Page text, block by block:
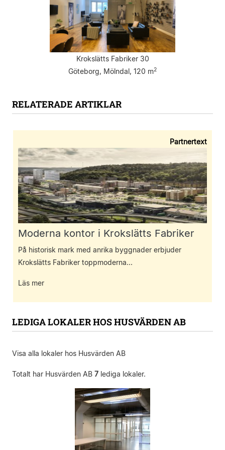
Krokslätts Fabriker 30
Göteborg, Mölndal, 120 m2
RELATERADE ARTIKLAR
Partnertext
Moderna kontor i Krokslätts Fabriker
På historisk mark med anrika byggnader erbjuder
Krokslätts Fabriker toppmoderna...
Läs mer
LEDIGA LOKALER HOS HUSVÄRDEN AB
Visa alla lokaler hos Husvärden AB
Totalt har Husvärden AB 7 lediga lokaler.